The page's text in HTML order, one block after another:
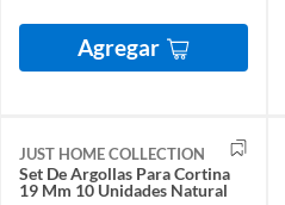
Agregar
JUST HOME COLLECTION
Set De Argollas Para Cortina
19 Mm 10 Unidades Natural